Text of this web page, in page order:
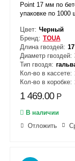
Point 17 мм по
упаковке по 1000
Цвет: Черный
Бренд: TOUA
Длина гвоздей:
Диаметр гвоздей:
Тип гвоздя:
Кол-во в кассете:
Кол-во в коробке:
1 469.00 Р
В наличии
Отложить